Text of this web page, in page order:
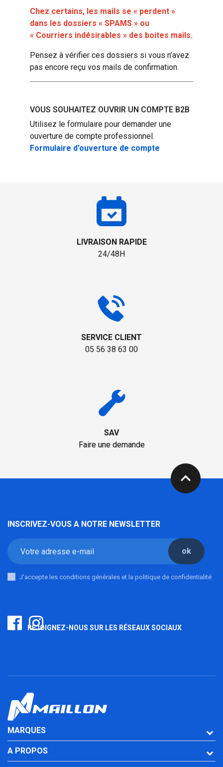
Chez certains, les mails se « perdent »
dans les dossiers « SPAMS » ou
« Courriers indésirables » des boites mails.
Pensez à vérifier ces dossiers si vous n’avez
pas encore reçu vos mails de confirmation.
VOUS SOUHAITEZ OUVRIR UN COMPTE B2B
Utilisez le formulaire pour demander une
ouverture de compte professionnel.
Formulaire d'ouverture de compte
LIVRAISON RAPIDE
24/48H
SERVICE CLIENT
05 56 38 63 00
SAV
Faire une demande
expand_less
INSCRIVEZ-VOUS A NOTRE NEWSLETTER
ok
J'accepte les conditions générales et la politique de confidentialité
REJOIGNEZ-NOUS SUR LES RÉSEAUX SOCIAUX
MARQUES
A PROPOS